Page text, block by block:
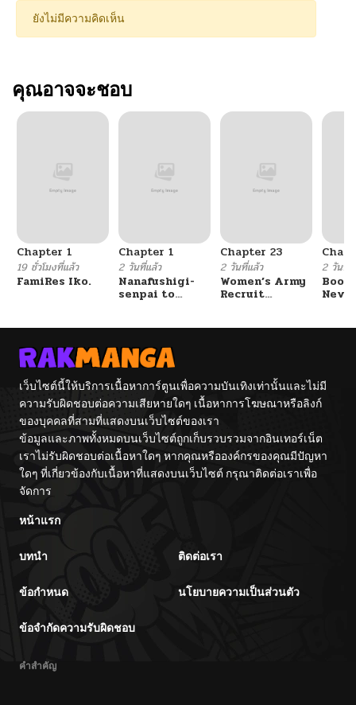
ยังไม่มีความคิดเห็น
คุณอาจจะชอบ
Chapter 1
19 ชั่วโมงที่แล้ว
FamiRes Iko.
Chapter 1
2 วันที่แล้ว
Nanafushigi-
senpai to
Chapter 23
2 วันที่แล้ว
Women’s Army
Recruit
2 วันที่แ
เว็บไซต์นี้ให้บริการเนื้อหาการ์ตูนเพื่อความบันเทิงเท่านั้นและไม่มี
ความรับผิดชอบต่อความเสียหายใดๆ เนื้อหาการโฆษณาหรือลิงก์
ของบุคคลที่สามที่แสดงบนเว็บไซต์ของเรา
ข้อมูลและภาพทั้งหมดบนเว็บไซต์ถูกเก็บรวบรวมจากอินเทอร์เน็ต
เราไม่รับผิดชอบต่อเนื้อหาใดๆ หากคุณหรือองค์กรของคุณมีปัญหา
ใดๆ ที่เกี่ยวข้องกับเนื้อหาที่แสดงบนเว็บไซต์ กรุณาติดต่อเราเพื่อ
จัดการ
หน้าแรก
บทนำ ติดต่อเรา
ข้อกำหนด นโยบายความเป็นส่วนตัว
ข้อจำกัดความรับผิดชอบ
คำสำคัญ